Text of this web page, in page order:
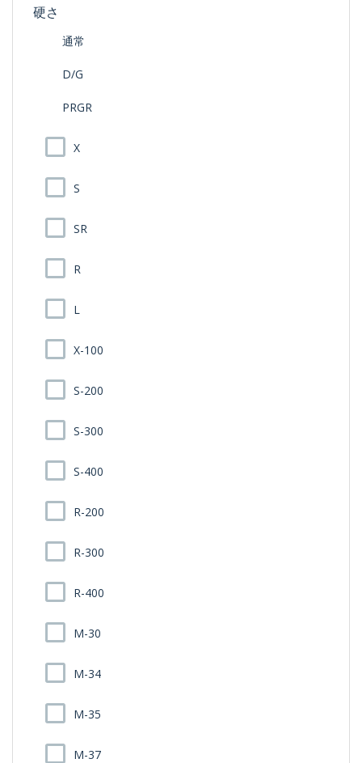
硬さ
通常
D/G
PRGR
X
S
SR
R
L
X-100
S-200
S-300
S-400
R-200
R-300
R-400
M-30
M-34
M-35
M-37